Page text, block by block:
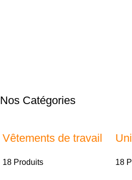
Nos Catégories
Vêtements de travail
18 Produits 18